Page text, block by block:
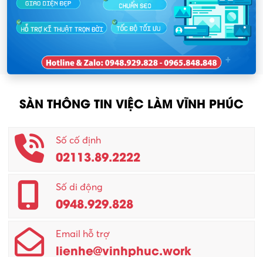
SÀN THÔNG TIN VIỆC LÀM VĨNH PHÚC
Số cố định
02113.89.2222
Số di động
0948.929.828
Email hỗ trợ
lienhe@vinhphuc.work